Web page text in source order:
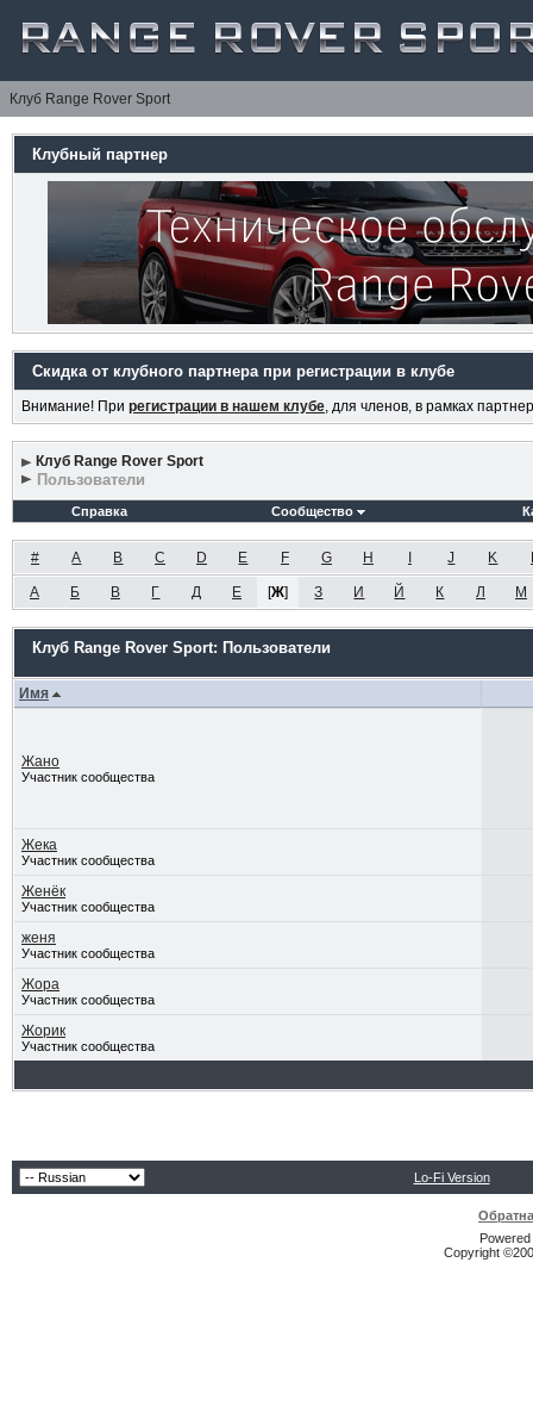
Клуб Range Rover Sport
Клубный партнер
Скидка от клубного партнера при регистрации в клубе
Внимание! При регистрации в нашем клубе, для членов, в рамках
Клуб Range Rover Sport
Пользователи
Справка Сообщество
# A B C D E F G H J K
А Б В Г Д Е [Ж] З И Й К Л М
Клуб Range Rover Sport: Пользователи
Имя
Жано
Участник сообщества
Жека
Участник сообщества
Женёк
Участник сообщества
женя
Участник сообщества
Жора
Участник сообщества
Жорик
Участник сообщества
Lo-Fi Version
Copyright